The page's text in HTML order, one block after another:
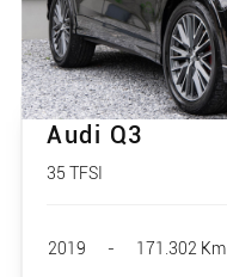
Audi Q3
35 TFSI
2019 - 171.302 Km